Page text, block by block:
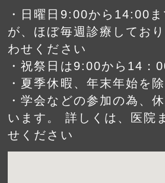
・日曜日9:00から14:00
が、ほぼ毎週診療してお
わせください
・祝祭日は9:00から14：
・夏季休暇、年末年始を除
・学会などの参加の為、
います。 詳しくは、医院
せください